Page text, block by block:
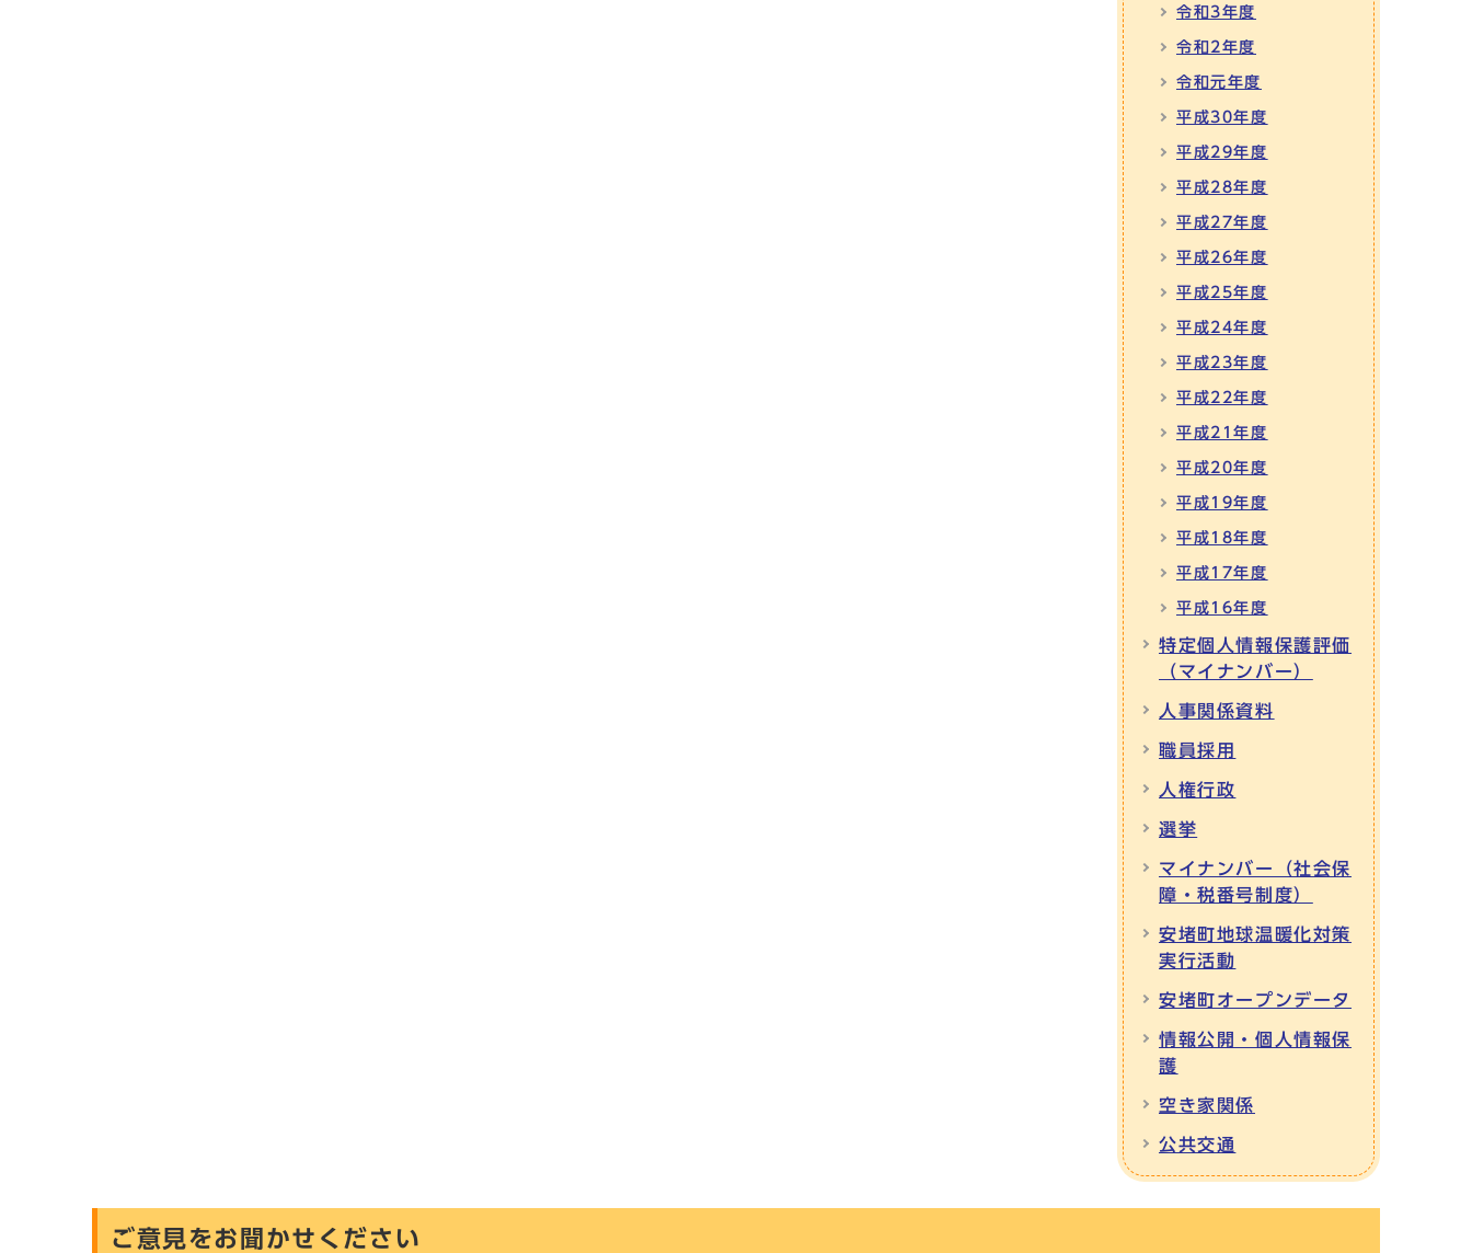
令和3年度
令和2年度
令和元年度
平成30年度
平成29年度
平成28年度
平成27年度
平成26年度
平成25年度
平成24年度
平成23年度
平成22年度
平成21年度
平成20年度
平成19年度
平成18年度
平成17年度
平成16年度
特定個人情報保護評価
（マイナンバー）
人事関係資料
職員採用
人権行政
選挙
マイナンバー（社会保
障・税番号制度）
安堵町地球温暖化対策
実行活動
安堵町オープンデータ
情報公開・個人情報保
護
空き家関係
公共交通
ご意見をお聞かせください